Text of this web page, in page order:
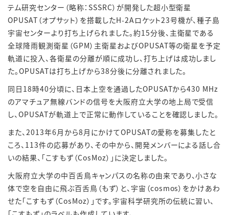
テム研究センター（略称：SSSRC）が開発した超小型衛星
OPUSAT（オプサット）を搭載したH-2Aロケット23号機が、種子島
宇宙センターより打ち上げられました。約15分後、主衛星である
全球降雨観測衛星（GPM）主衛星およびOPUSAT等の衛星を予定
軌道に投入、各衛星の分離が順に成功し、打ち上げは成功しまし
た。OPUSATは打ち上げから38分後に分離されました。
同日18時40分頃に、日本上空を通過したOPUSATから430 MHz
のアマチュア無線バンドの信号を大阪府立大学の地上局で受信
し、OPUSATが軌道上で正常に動作していることを確認しました。
また、2013年6月から8月にかけてOPUSATの愛称を募集したと
ころ、113件の応募があり、その中から、開発メンバーによる話し合
いの結果、「こすもず（CosMoz）」に決定しました。
大阪府立大学の中百舌鳥キャンパスの名称の由来であり、小さな
体で空を自由に飛ぶ百舌鳥（もず）と、宇宙（cosmos）をかけあわ
せた「こすもず（CosMoz）」です。宇宙科学研究所の伝統に習い、